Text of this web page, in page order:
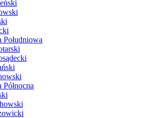
Południowa
Północna